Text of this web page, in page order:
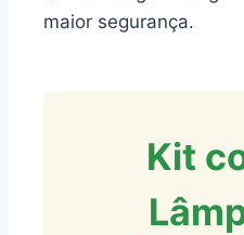
maior segurança.
Kit